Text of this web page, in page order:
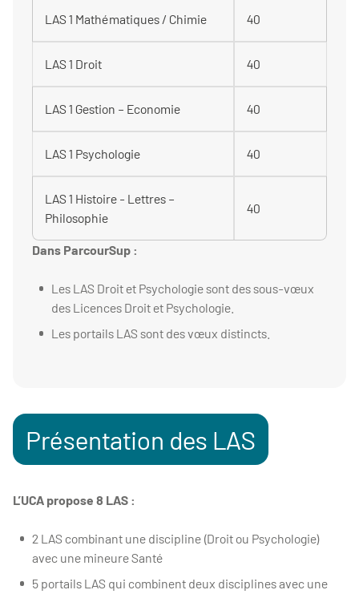
LAS 1 Mathématiques / Chimie 40
LAS 1 Droit 40
LAS 1 Gestion – Economie 40
LAS 1 Psychologie 40
LAS 1 Histoire - Lettres –
Philosophie
40
Dans ParcourSup :
Les LAS Droit et Psychologie sont des sous-vœux
des Licences Droit et Psychologie.
Les portails LAS sont des vœux distincts.
Présentation des LAS
L’UCA propose 8 LAS :
2 LAS combinant une discipline (Droit ou Psychologie)
avec une mineure Santé
5 portails LAS qui combinent deux disciplines avec une